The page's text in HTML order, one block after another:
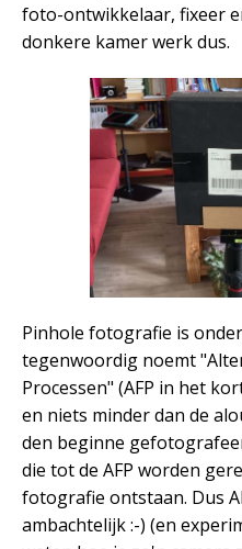
foto-ontwikkelaar, fixeer
donkere kamer werk dus.
Pinhole fotografie is
tegenwoordig noemt
Processen" (AFP in het
en niets minder dan de
den beginne
die tot de AFP worden
fotografie ontstaan. Dus
ambachtelijk :-) (en